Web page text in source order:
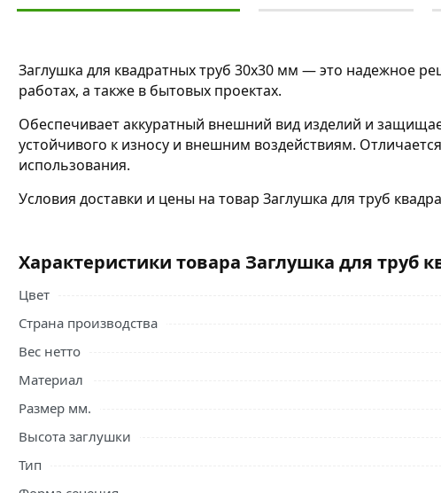
Заглушка для квадратных труб 30х30 мм — это надежное
работах, а также в бытовых проектах.
Обеспечивает аккуратный внешний вид изделий и
устойчивого к износу и внешним воздействиям.
использования.
Условия доставки и цены на товар Заглушка для труб
Характеристики товара Заглушка для труб
Цвет
Страна производства
Вес нетто
Материал
Размер мм.
Высота заглушки
Тип